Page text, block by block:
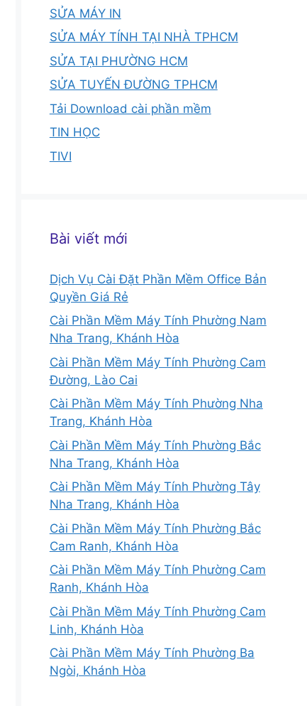
SỬA MÁY IN
SỬA MÁY TÍNH TẠI NHÀ TPHCM
SỬA TẠI PHƯỜNG HCM
SỬA TUYẾN ĐƯỜNG TPHCM
Tải Download cài phần mềm
TIN HỌC
TIVI
Bài viết mới
Dịch Vụ Cài Đặt Phần Mềm Office Bản
Quyền Giá Rẻ
Cài Phần Mềm Máy Tính Phường Nam
Nha Trang, Khánh Hòa
Cài Phần Mềm Máy Tính Phường Cam
Đường, Lào Cai
Cài Phần Mềm Máy Tính Phường Nha
Trang, Khánh Hòa
Cài Phần Mềm Máy Tính Phường Bắc
Nha Trang, Khánh Hòa
Cài Phần Mềm Máy Tính Phường Tây
Nha Trang, Khánh Hòa
Cài Phần Mềm Máy Tính Phường Bắc
Cam Ranh, Khánh Hòa
Cài Phần Mềm Máy Tính Phường Cam
Ranh, Khánh Hòa
Cài Phần Mềm Máy Tính Phường Cam
Linh, Khánh Hòa
Cài Phần Mềm Máy Tính Phường Ba
Ngòi, Khánh Hòa